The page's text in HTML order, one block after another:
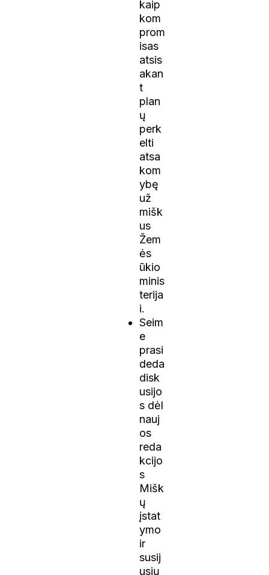
kaip
kom
prom
isas
atsis
akan
t
plan
ų
perk
elti
atsa
kom
ybę
už
mišk
us
Žem
ės
ūkio
minis
terija
i.
Seim
e
prasi
deda
disk
usijo
s dėl
nauj
os
reda
kcijo
s
Mišk
ų
įstat
ymo
ir
susij
usių